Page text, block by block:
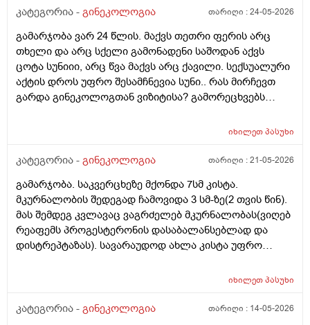
დაავადებებსა და ალცჰაიმერის რისკს უმცირებს და
სიმსივნურ პროცესებს უწყობს ხელს (საშვილოსნო,
საკვერცხეები და უპირველესად, მკერდი). თუ
შეიძლება, მითხრათ_დიდი მადლობა
გულისხმიერებისთვის!
კატეგორია - გინეკოლოგია თარიღი :24-05-2026
გამარჯობა ვარ 24 წლის. მაქვს თეთრი ფერის არც
თხელი და არც სქელი გამონადენი საშოდან აქვს
ცოტა სუნიიი, არც წვა მაქვს არც ქავილი. სექსუალური
აქტის დროს უფრო შესამჩნევია სუნი.. რას მირჩევთ
გარდა გინეკოლოგთან ვიზიტისა? გამორეცხვებს
მაინტერესებს პირიდან ამომდის რაღაცნაირი სუნი
იყოს?
იხილეთპასუხი
კატეგორია - გინეკოლოგია თარიღი :21-05-2026
გამარჯობა. საკვერცხეზე მქონდა 7სმ კისტა.
მკურნალობის შედეგად ჩამოვიდა 3 სმ-ზე(2 თვის წინ).
მას შემდეგ კვლავაც ვაგრძელებ მკურნალობას(ვიღებ
რეაფემს პროგესტერონის დასაბალანსებლად და
დისტრეპტაზას). სავარაუდოდ ახლა კისტა უფრო
ვიზიტი) მსურს აპარატული მასაჟის - ენდოსფერო
კეთდება და ვიბრაციის მეშვეობით აუმჯობესებს
იხილეთპასუხი
კატეგორია - გინეკოლოგია თარიღი : 14-05-2026